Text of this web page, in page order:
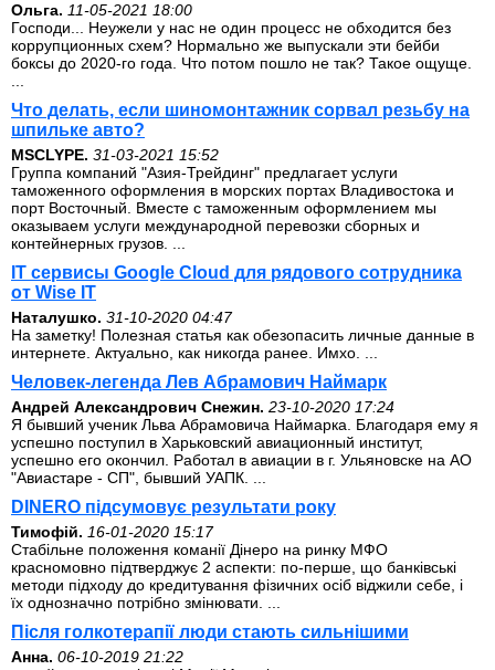
Ольга. 11-05-2021 18:00
Господи... Неужели у нас не один процесс не обходится без
коррупционных схем? Нормально же выпускали эти бейби
боксы до 2020-го года. Что потом пошло не так? Такое ощуще.
Что делать, если шиномонтажник сорвал резьбу на
шпильке авто?
MSCLYPE. 31-03-2021 15:52
Группа компаний "Азия-Трейдинг" предлагает услуги
таможенного оформления в морских портах Владивостока и
порт Восточный. Вместе с таможенным оформлением мы
оказываем услуги международной перевозки сборных и
контейнерных грузов. ...
IT сервисы Google Cloud для рядового сотрудника
от Wise IT
Наталушко. 31-10-2020 04:47
На заметку! Полезная статья как обезопасить личные данные в
интернете. Актуально, как никогда ранее. Имхо. ...
Человек-легенда Лев Абрамович Наймарк
Андрей Александрович Снежин. 23-10-2020 17:24
Я бывший ученик Льва Абрамовича Наймарка. Благодаря ему я
успешно поступил в Харьковский авиационный институт,
успешно его окончил. Работал в авиации в г. Ульяновске на АО
"Авиастаре - СП", бывший УАПК. ...
DINERO підсумовує результати року
Тимофій. 16-01-2020 15:17
Стабільне положення команії Дінеро на ринку МФО
красномовно підтверджує 2 аспекти: по-перше, що банківські
методи підходу до кредитування фізичних осіб віджили себе, і
їх однозначно потрібно змінювати. ...
Після голкотерапії люди стають сильнішими
Анна. 06-10-2019 21:22